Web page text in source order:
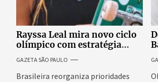
Rayssa Leal mira novo ciclo
olímpico com estratégia
voltada a mais treinos e
evolução no skate
GAZETA SÃO PAULO
Brasileira reorganiza prioridades